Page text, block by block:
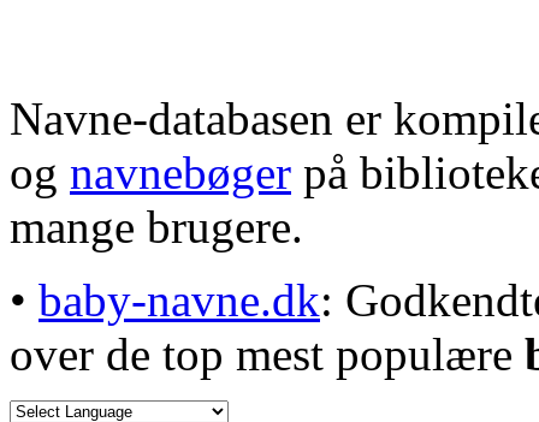
Navne-databasen er
og navnebøger på
mange brugere.
• baby-navne.dk:
over de top mest populære